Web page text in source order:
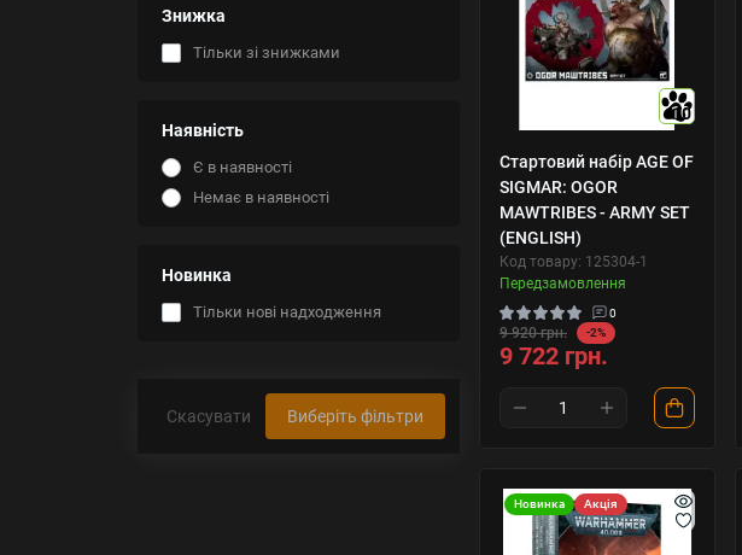
Знижка
Тільки зі знижками
Наявність
Є в наявності
Немає в наявності
Новинка
Тільки нові надходження
Скасувати Виберіть фільтри
10
Стартовий набір AGE OF
SIGMAR: OGOR
MAWTRIBES - ARMY SET
(ENGLISH)
Код товару: 125304-1
Передзамовлення
0
9 920 грн. -2%
9 722 грн.
Новинка Акція